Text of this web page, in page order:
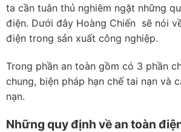
ta cần tuân thủ nghiêm ngặt những
điện. Dưới đây Hoàng Chiến sẽ nói
điện trong sản xuất công nghiệp.
Trong phần an toàn gồm có 3 phần
chung, biện pháp hạn chế tai nạn và
nạn.
Những quy định về an toàn